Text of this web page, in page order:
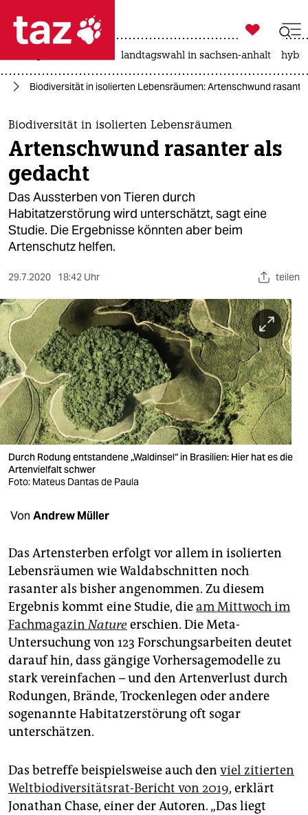
 taz zahl ich
taz zahl ich
themen
politik
öko
gesellschaft
kultur
sport
berlin
nord
wahrheit
verlag
verlag
veranstaltungen
shop
fragen & hilfe
abo
genossenschaft
epaper login

taz zahl ich
landtagswahl in sachsen-anhalt
Biodiversität in isolierten Lebensräumen: Artenschwund
Biodiversität in isolierten Lebensräumen
Artenschwund rasanter als
gedacht
Das Aussterben von Tieren durch
Habitatzerstörung wird unterschätzt, sagt eine
Studie. Die Ergebnisse könnten aber beim
Artenschutz helfen.
29.7.2020 18:42 Uhr teilen
Durch Rodung entstandene „Waldinsel“ in Brasilien: Hier hat es die
Artenvielfalt schwer
Foto: Mateus Dantas de Paula
Von Andrew Müller
Das Artensterben erfolgt vor allem in isolierten
Lebensräumen wie Waldabschnitten noch
rasanter als bisher angenommen. Zu diesem
Ergebnis kommt eine Studie, dieam Mittwoch im
FachmagazinNatureerschien. Die Meta-
Untersuchung von 123 Forschungsarbeiten deutet
darauf hin, dass gängige Vorhersagemodelle zu
stark vereinfachen – und den Artenverlust durch
Rodungen, Brände, Trockenlegen oder andere
sogenannte Habitatzerstörung oft sogar
unterschätzen.
Das betreffe beispielsweise auch den viel zitierten
Weltbiodiversitätsrat-Bericht von 2019, erklärt
Jonathan Chase, einer der Autoren. „Das liegt